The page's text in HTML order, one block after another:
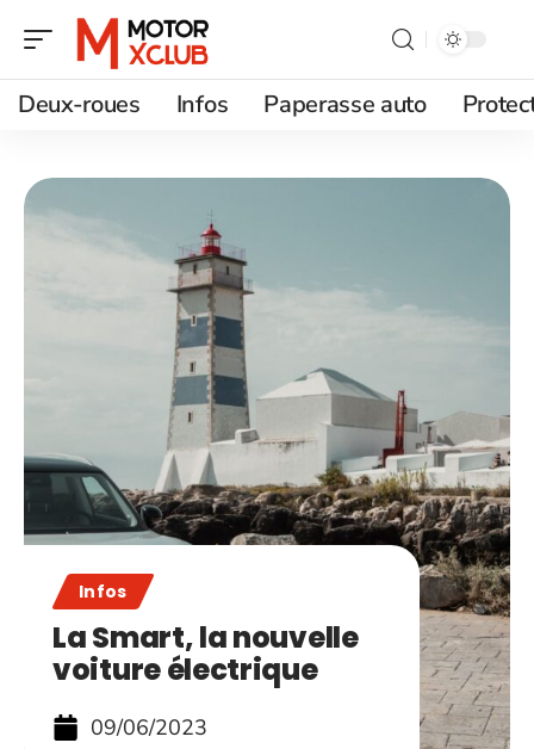
Deux-roues Infos Paperasse auto
Infos
La Smart, la nouvelle
voiture électrique
09/06/2023